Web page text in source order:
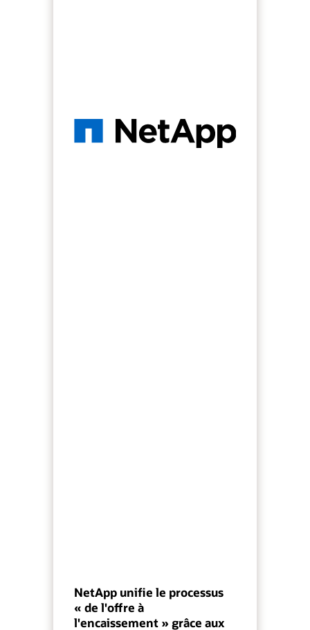
NetApp unifie le processus
« de l'offre à
l'encaissement » grâce aux